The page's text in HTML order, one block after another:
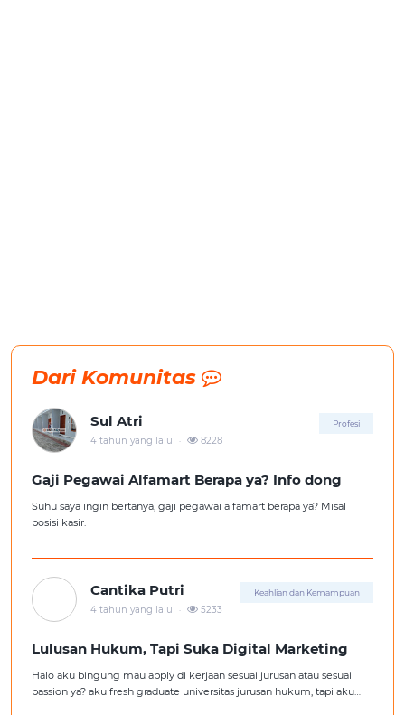
Dari Komunitas
Sul Atri Profesi
4 tahun yang lalu . 8228
Gaji Pegawai Alfamart Berapa ya? Info dong
Suhu saya ingin bertanya, gaji pegawai alfamart berapa ya? Misal
posisi kasir.
Cantika Putri Keahlian dan Kemampuan
4 tahun yang lalu . 5233
Lulusan Hukum, Tapi Suka Digital Marketing
Halo aku bingung mau apply di kerjaan sesuai jurusan atau sesuai
passion ya? aku fresh graduate universitas jurusan hukum, tapi aku